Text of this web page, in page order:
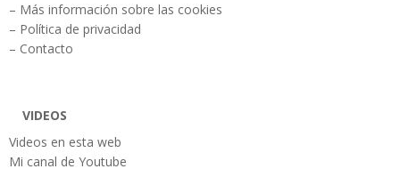
– Más información sobre las cookies
– Política de privacidad
– Contacto
VIDEOS
Videos en esta web
Mi canal de Youtube